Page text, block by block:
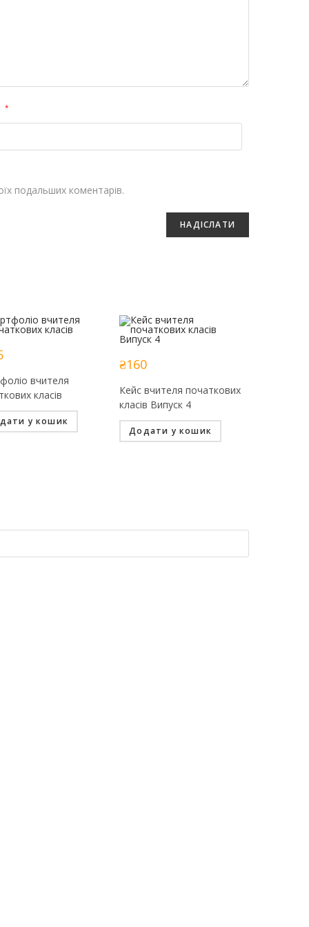
*
подальших коментарів.
вчителя
класів
у кошик
₴160
Кейс вчителя початкових
класів Випуск 4
Додати у кошик